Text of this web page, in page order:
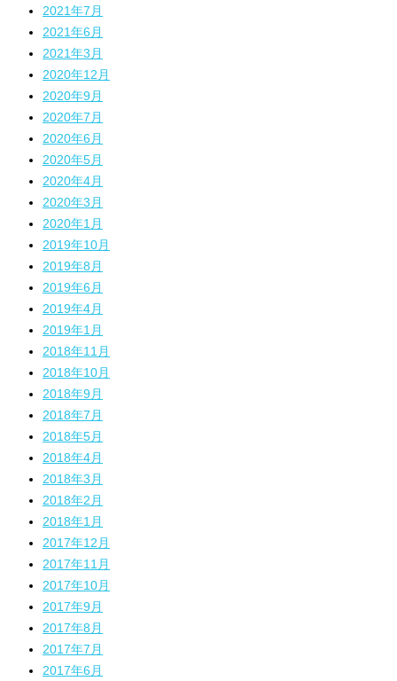
2021年7月
2021年6月
2021年3月
2020年12月
2020年9月
2020年7月
2020年6月
2020年5月
2020年4月
2020年3月
2020年1月
2019年10月
2019年8月
2019年6月
2019年4月
2019年1月
2018年11月
2018年10月
2018年9月
2018年7月
2018年5月
2018年4月
2018年3月
2018年2月
2018年1月
2017年12月
2017年11月
2017年10月
2017年9月
2017年8月
2017年7月
2017年6月